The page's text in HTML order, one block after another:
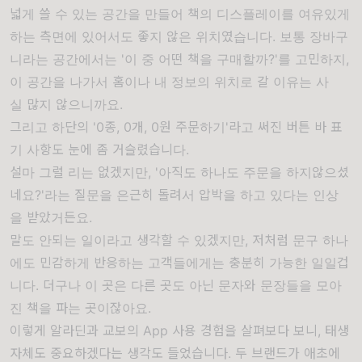
넓게 쓸 수 있는 공간을 만들어 책의 디스플레이를 여유있게
하는 측면에 있어서도 좋지 않은 위치였습니다. 보통 장바구
니라는 공간에서는 '이 중 어떤 책을 구매할까?'를 고민하지,
이 공간을 나가서 홈이나 내 정보의 위치로 갈 이유는 사
실 많지 않으니까요.
그리고 하단의 '0종, 0개, 0원 주문하기'라고 써진 버튼 바 표
기 사항도 눈에 좀 거슬렸습니다.
설마 그럴 리는 없겠지만, '아직도 하나도 주문을 하지않으셨
네요?'라는 질문을 은근히 돌려서 압박을 하고 있다는 인상
을 받았거든요.
말도 안되는 일이라고 생각할 수 있겠지만, 저처럼 문구 하나
에도 민감하게 반응하는 고객들에게는 충분히 가능한 일일겁
니다. 더구나 이 곳은 다른 곳도 아닌 문자와 문장들을 모아
진 책을 파는 곳이잖아요.
이렇게 알라딘과 교보의 App 사용 경험을 살펴보다 보니, 태생
자체도 중요하겠다는 생각도 들었습니다. 두 브랜드가 애초에